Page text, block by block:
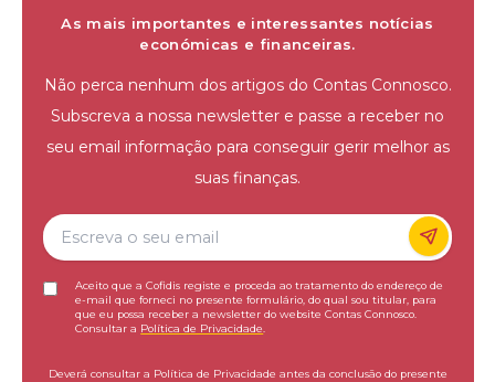
As mais importantes e interessantes notícias
económicas e financeiras.
Não perca nenhum dos artigos do Contas Connosco.
Subscreva a nossa newsletter e passe a receber no
seu email informação para conseguir gerir melhor as
suas finanças.
Aceito que a Cofidis registe e proceda ao tratamento do endereço de
e-mail que forneci no presente formulário, do qual sou titular, para
que eu possa receber a newsletter do website Contas Connosco.
Consultar a Política de Privacidade
Deverá consultar a Política de Privacidade antes da conclusão do presente